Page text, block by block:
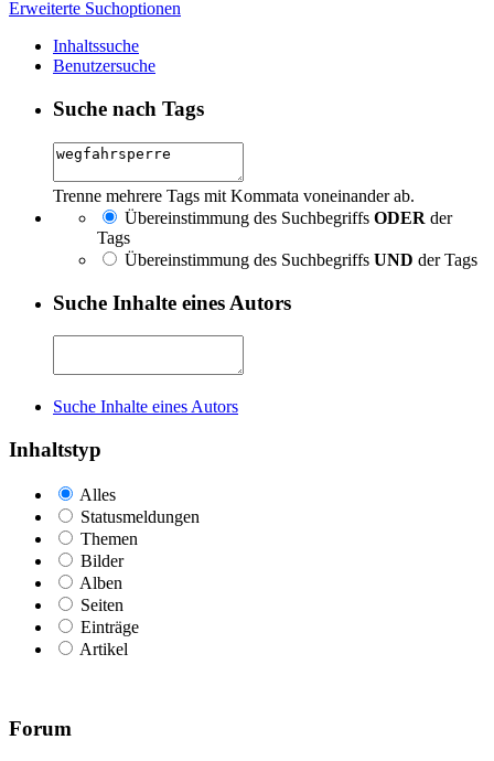
Erweiterte Suchoptionen
Inhaltssuche
Benutzersuche
Suche nach Tags
Trenne mehrere Tags mit Kommata voneinander ab.
Übereinstimmung des Suchbegriffs ODER der
Tags
Übereinstimmung des Suchbegriffs UND der Tags
Suche Inhalte eines Autors
Suche Inhalte eines Autors
Inhaltstyp
Alles
Statusmeldungen
Themen
Bilder
Alben
Seiten
Einträge
Artikel
Forum